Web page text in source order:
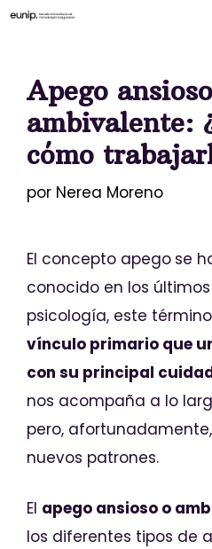
Apego
ambivalente:
cómo
por Nerea Moreno
El concepto apego se
conocido en los últimos
psicología, este
vínculo primario que
con su principal
nos acompaña a lo
pero, afortunadamente,
nuevos patrones.
El apego ansioso o
los diferentes tipos de